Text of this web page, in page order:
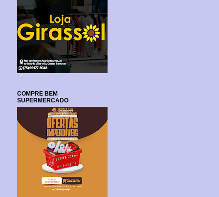
COMPRE BEM
SUPERMERCADO